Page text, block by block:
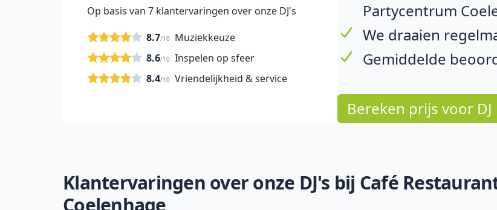
Op basis van 7 klantervaringen over onze DJ's
Muziekkeuze
8.7/10
Inspelen op sfeer
8.6/10
Vriendelijkheid & service
8.4/10
Partycentrum
We draaien
Gemiddelde
Bereken prijs voor DJ
Klantervaringen over onze DJ's bij Café
Coelenhage